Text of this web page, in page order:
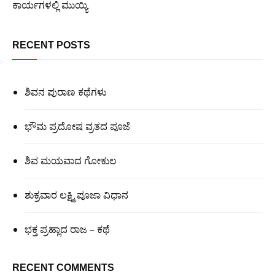
ಕಾರ್ಯಗಳಲ್ಲಿ ಮುಯ್ಯಿ
RECENT POSTS
ಶಿವನ ಪುರಾಣ ಕಥೆಗಳು
ಭೌಮ ಪ್ರದೋಷ ವ್ರತದ ಪೂಜೆ
ಶಿವ ಮಯವಾದ ಗೋಕುಲ
ಶುಕ್ರವಾರ ಲಕ್ಷ್ಮಿ ಪೂಜಾ ವಿಧಾನ
ಭಕ್ತ ಪ್ರಹ್ಲಾದ ರಾಜ – ಕಥೆ
RECENT COMMENTS